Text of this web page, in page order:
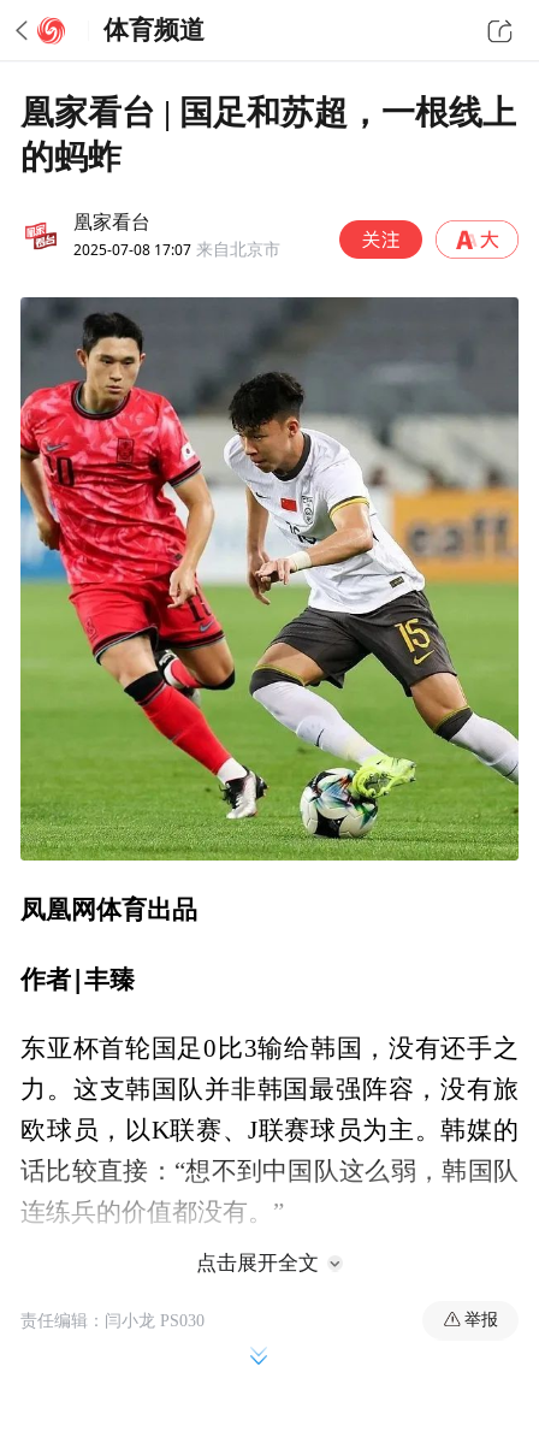
体育频道
凰家看台 | 国足和苏超，一根线上
的蚂蚱
凰家看台
2025-07-08 17:07 来自北京市
凤凰网体育出品
作者|丰臻
东亚杯首轮国足0比3输给韩国，没有还手之
力。这支韩国队并非韩国最强阵容，没有旅
欧球员，以K联赛、J联赛球员为主。韩媒的
话比较直接：“想不到中国队这么弱，韩国队
连练兵的价值都没有。”
点击展开全文
责任编辑：闫小龙 PS030 举报